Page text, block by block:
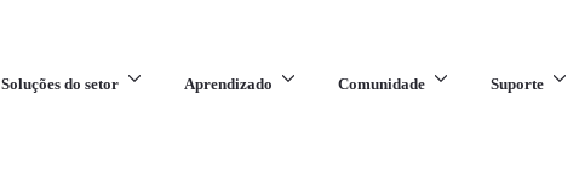
Soluções do setor Aprendizado Comunidade Suporte